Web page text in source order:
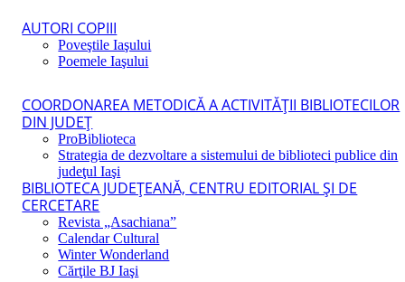
AUTORI COPIII
Poveştile Iaşului
Poemele Iaşului
COORDONAREA METODICĂ A ACTIVITĂŢII BIBLIOTECILOR
DIN JUDEŢ
ProBiblioteca
Strategia de dezvoltare a sistemului de biblioteci publice din
judeţul Iaşi
BIBLIOTECA JUDEŢEANĂ, CENTRU EDITORIAL ŞI DE
CERCETARE
Revista „Asachiana”
Calendar Cultural
Winter Wonderland
Cărţile BJ Iaşi